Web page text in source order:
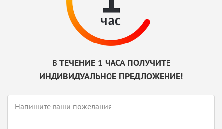
В ТЕЧЕНИЕ 1 ЧАСА ПОЛУЧИТЕ
ИНДИВИДУАЛЬНОЕ ПРЕДЛОЖЕНИЕ!